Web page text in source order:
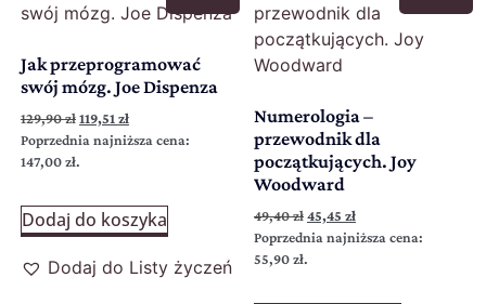
Jak przeprogramować
swój mózg. Joe Dispenza
129,90zł 119,51 zł
Poprzednia najniższa cena:
147,00 zł.
Dodaj do koszyka
Dodaj do Listy życzeń
Numerologia –
przewodnik dla
początkujących. Joy
Woodward
49,40zł 45,45 zł
Poprzednia najniższa cena:
55,90 zł.